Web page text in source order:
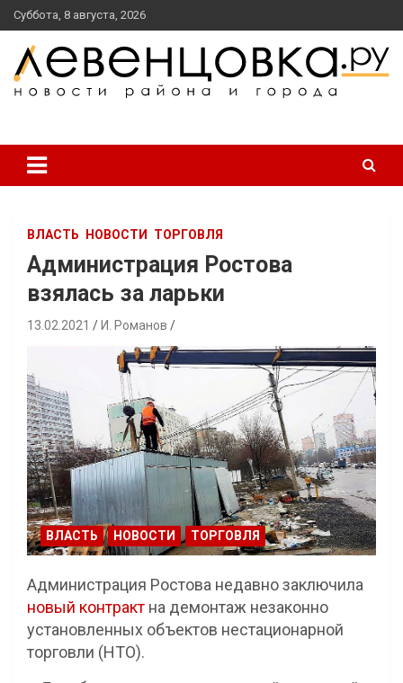
перейти
к
содержанию
Суббота, 8 августа, 2026
ВЛАСТЬ НОВОСТИ ТОРГОВЛЯ
Администрация Ростова
взялась за ларьки
13.02.2021 И. Романов
ВЛАСТЬ НОВОСТИ ТОРГОВЛЯ
Администрация Ростова недавно заключила
новый контракт на демонтаж незаконно
установленных объектов нестационарной
торговли (НТО).